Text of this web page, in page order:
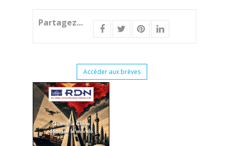
Partagez...
Accéder aux brèves